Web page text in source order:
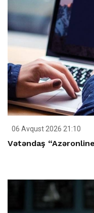
06 Avqust 2026 21:10
Vətəndaş